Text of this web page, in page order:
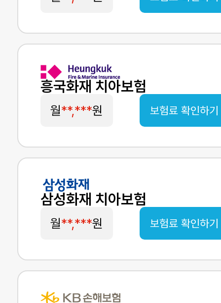
흥국화재 치아보험
월**,***원 보험료 확인하기
삼성화재 치아보험
월**,***원 보험료 확인하기